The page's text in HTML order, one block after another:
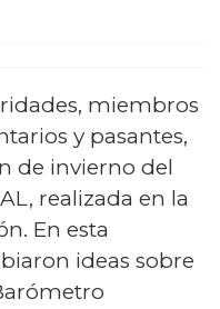
miembros
y pasantes,
de invierno del
realizada en la
En esta
ideas sobre